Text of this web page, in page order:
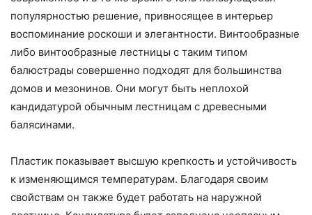
популярностью решение, привносящее в интерьер
воспоминание роскоши и элегантности. Винтообразные
либо винтообразные лестницы с таким типом
балюстрады совершенно подходят для большинства
домов и мезонинов. Они могут быть неплохой
кандидатурой обычным лестницам с древесными
балясинами.
Пластик показывает высшую крепкость и устойчивость
к изменяющимся температурам. Благодаря своим
свойствам он также будет работать на наружной